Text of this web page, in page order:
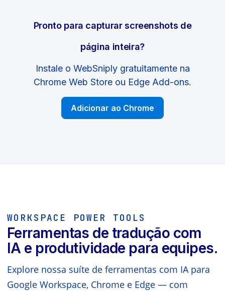
Pronto para capturar screenshots de
página inteira?
Instale o WebSniply gratuitamente na
Chrome Web Store ou Edge Add-ons.
Adicionar ao Chrome
WORKSPACE POWER TOOLS
Ferramentas de tradução com
IA e produtividade para equipes.
Explore nossa suíte de ferramentas com IA para
Google Workspace, Chrome e Edge — com